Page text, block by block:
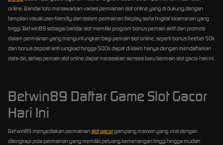
online. Bandar toto menawarkan variasi permainan slot online yang di dukung dengan
tampilan visual user-friendly dan sistem permainan fairplay serta tingkat keamanan yang
tinggi. Betwin89 sebagai bandar slot memiliki program bonus pemain aktif dan promosi
dalam permainan yang menguntungkan bagi pemain slot online, seperti bonus freebet 50k
dan bonus deposit anti rungkad hingga 500k dapat di klaim hanya dengan mendaftarkan
data diri, setiap pemain slot online dapat merasakan sensasi baru bermain slot gacor hari ini.
Betwin89 Daftar Game Slot Gacor
Hari Ini
Betwin89 menyediakan permainanslot gacorgampang maxwin yang viral dengan
dilengkapi pola permainan yang memiliki peluang kemenangan tinggi hingga mudah